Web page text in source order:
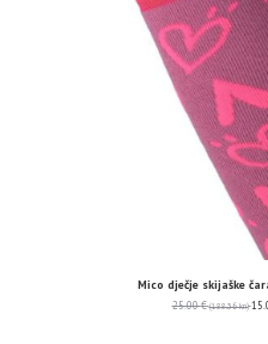
Mico dječje skijaške
25.00€ (188.36 kn)